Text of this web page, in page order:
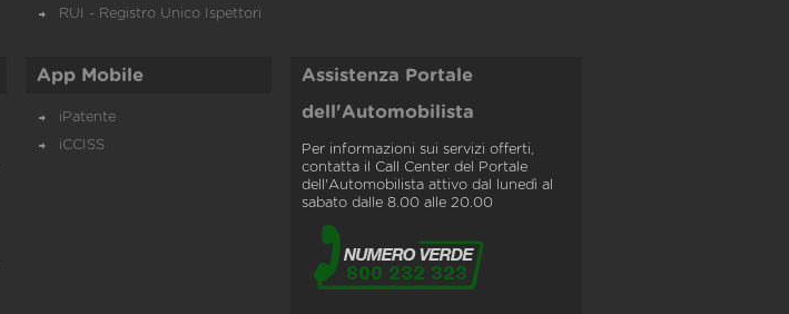
RUI - Registro Unico Ispettori
App Mobile
iPatente
iCCISS
Assistenza Portale
dell'Automobilista
Per informazioni sui servizi offerti,
contatta il Call Center del Portale
dell'Automobilista attivo dal lunedì al
sabato dalle 8.00 alle 20.00